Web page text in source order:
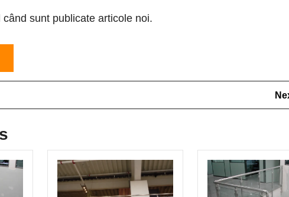
sunt publicate articole noi.
Modele
balustrade
Modele
balustrade